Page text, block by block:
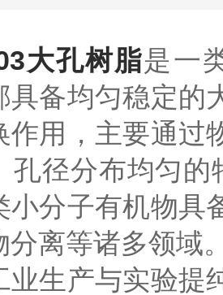
大孔树脂是一
具备均匀稳定的
作用，主要通过
孔径分布均匀
小分子有机物具
分离等诸多领域
产与实验提纯